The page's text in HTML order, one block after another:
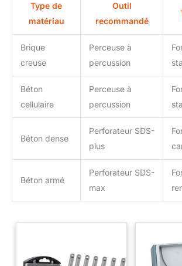
Type de
matériau
Outil
recommandé
Brique
creuse
Perceuse à
percussion
Béton
cellulaire
Perceuse à
percussion
Béton dense
Perforateur SDS-
plus
Béton armé
Perforateur SDS-
max